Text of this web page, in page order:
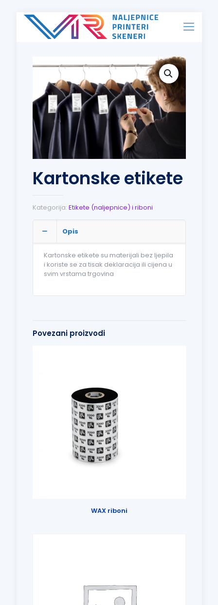
Kartonske etikete
Kategorija: Etikete (naljepnice) i riboni
Opis
Kartonske etikete su materijali bez ljepila
i koriste se za tisak deklaracija ili cijena u
svim vrstama trgovina
Povezani proizvodi
WAX riboni